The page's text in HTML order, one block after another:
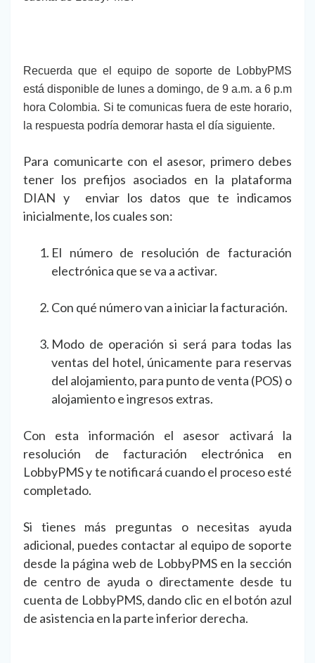
Recuerda que el equipo de soporte de LobbyPMS
está disponible de lunes a domingo, de 9 a.m. a 6 p.m
hora Colombia. Si te comunicas fuera de este horario,
la respuesta podría demorar hasta el día siguiente.
Para comunicarte con el asesor, primero debes
tener los prefijos asociados en la plataforma
DIAN y enviar los datos que te indicamos
inicialmente, los cuales son:
El número de resolución de facturación
electrónica que se va a activar.
Con qué número van a iniciar la facturación.
Modo de operación si será para todas las
ventas del hotel, únicamente para reservas
del alojamiento, para punto de venta (POS) o
alojamiento e ingresos extras.
Con esta información el asesor activará la
resolución de facturación electrónica en
LobbyPMS y te notificará cuando el proceso esté
completado.
Si tienes más preguntas o necesitas ayuda
adicional, puedes contactar al equipo de soporte
desde la página web de LobbyPMS en la sección
de centro de ayuda o directamente desde tu
cuenta de LobbyPMS, dando clic en el botón azul
de asistencia en la parte inferior derecha.